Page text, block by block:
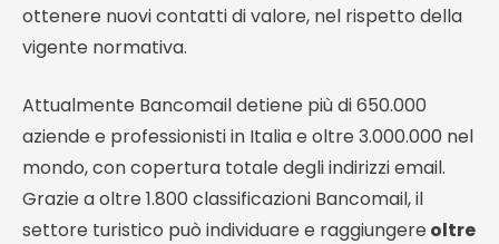
ottenere nuovi contatti di valore, nel rispetto della
vigente normativa.
Attualmente Bancomail detiene più di 650.000
aziende e professionisti in Italia e oltre 3.000.000 nel
mondo, con copertura totale degli indirizzi email.
Grazie a oltre 1.800 classificazioni Bancomail, il
settore turistico può individuare e raggiungere oltre